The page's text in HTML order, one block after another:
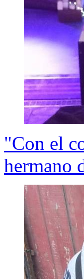
"Con el
hermano